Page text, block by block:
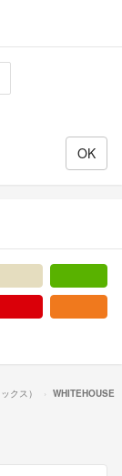
クス）
WHITEHOUSE